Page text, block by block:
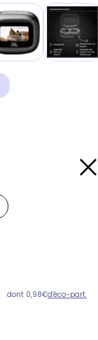
dont 0,98€d'éco-part.